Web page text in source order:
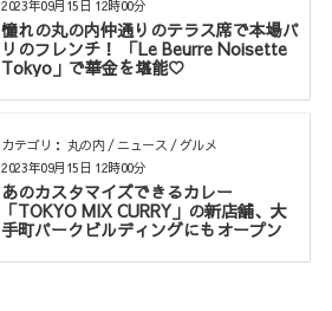
憧れの丸の内仲通りのテラス席で本場パ
リのフレンチ！ 「Le Beurre Noisette
Tokyo」で華金を堪能♡
2023年09月15日 12時00分
カテゴリ： 丸の内 / ニュース / グルメ
あのカスタマイズできるカレー
「TOKYO MIX CURRY」の新店舗、大
手町パークビルディングにもオープン
2023年09月15日 12時00分